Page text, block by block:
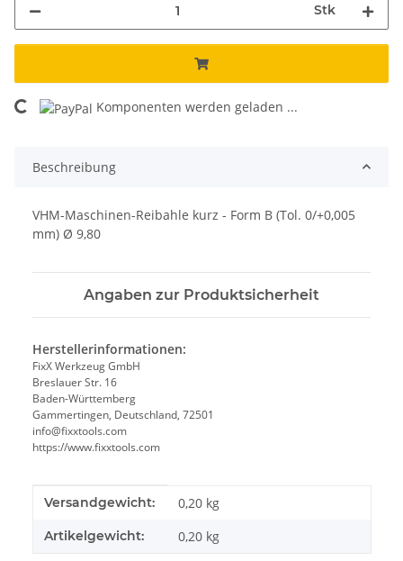
Stk
Loading... Komponenten werden geladen ...
Beschreibung
VHM-Maschinen-Reibahle kurz - Form B (Tol. 0/+0,005
mm) Ø 9,80
Angaben zur Produktsicherheit
Herstellerinformationen:
FixX Werkzeug GmbH
Breslauer Str. 16
Baden-Württemberg
Gammertingen, Deutschland, 72501
info@fixxtools.com
https://www.fixxtools.com
Produkteigenschaft
Wert
Versandgewicht: 0,20 kg
Artikelgewicht: 0,20 kg